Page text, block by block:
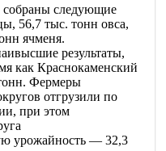
следующие
56,7 тыс. тонн овса,
ячменя.
результаты,
как Краснокаменский
Фермеры
отгрузили по
при этом
урожайность — 32,3